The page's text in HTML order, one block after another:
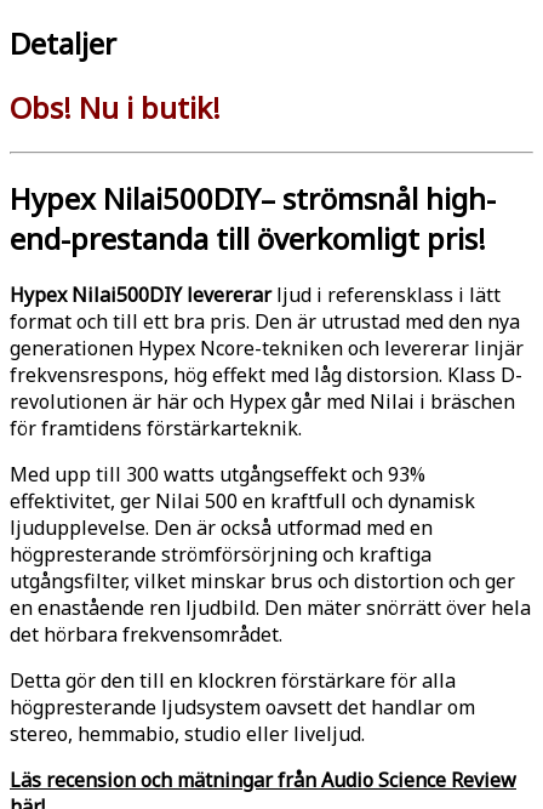
Detaljer
Obs! Nu i butik!
Hypex Nilai500DIY– strömsnål high-
end-prestanda till överkomligt pris!
Hypex Nilai500DIY levererarljud i referensklass i lätt
format och till ett bra pris. Den är utrustad med den nya
generationen Hypex Ncore-tekniken och levererar linjär
frekvensrespons, hög effekt med låg distorsion. Klass D-
revolutionen är här och Hypex går med Nilai i bräschen
för framtidens förstärkarteknik.
Med upp till 300 watts utgångseffekt och 93%
effektivitet, ger Nilai 500 en kraftfull och dynamisk
ljudupplevelse. Den är också utformad med en
högpresterande strömförsörjning och kraftiga
utgångsfilter, vilket minskar brus och distortion och ger
en enastående ren ljudbild. Den mäter snörrätt över hela
det hörbara frekvensområdet.
Detta gör den till en klockren förstärkare för alla
högpresterande ljudsystem oavsett det handlar om
stereo, hemmabio, studio eller liveljud.
Läs recension och mätningar från Audio Science Review